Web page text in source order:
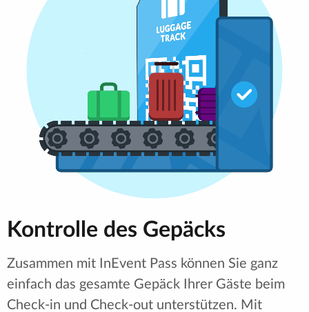
Kontrolle des Gepäcks
Zusammen mit InEvent Pass können Sie ganz
einfach das gesamte Gepäck Ihrer Gäste beim
Check-in und Check-out unterstützen. Mit